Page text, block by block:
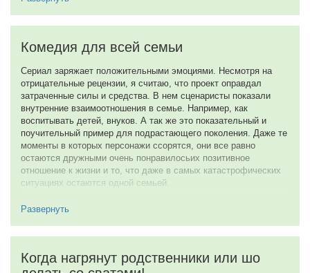
Человек-паук: Новый день
Обсессия
Закулисье реальности
Майкл
День разоблачения
2014-2026 © FilmNavi.ru — ваш навигатор в мире кинематографа.
Разделы
Популярные фильмы
Новинки кино
Год выпуска